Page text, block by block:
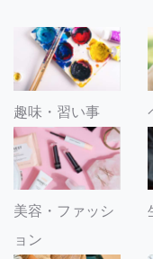
趣味・習い事
美容・ファッシ
ョン